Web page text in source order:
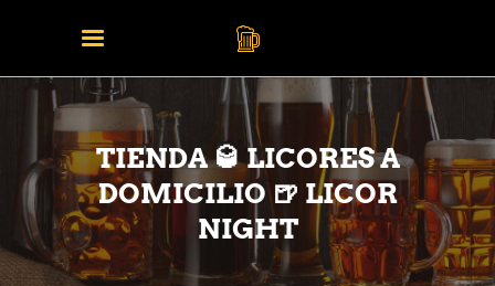
TIENDA 🥃 LICORES A
DOMICILIO 🍺 LICOR
NIGHT